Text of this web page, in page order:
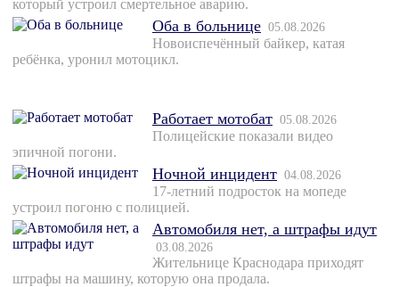
который устроил смертельное аварию.
Оба в больнице 05.08.2026
Новоиспечённый байкер, катая
ребёнка, уронил мотоцикл.
Работает мотобат 05.08.2026
Полицейские показали видео
эпичной погони.
Ночной инцидент 04.08.2026
17-летний подросток на мопеде
устроил погоню с полицией.
Автомобиля нет, а штрафы идут
03.08.2026
Жительнице Краснодара приходят
штрафы на машину, которую она продала.